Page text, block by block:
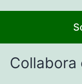
Collabora